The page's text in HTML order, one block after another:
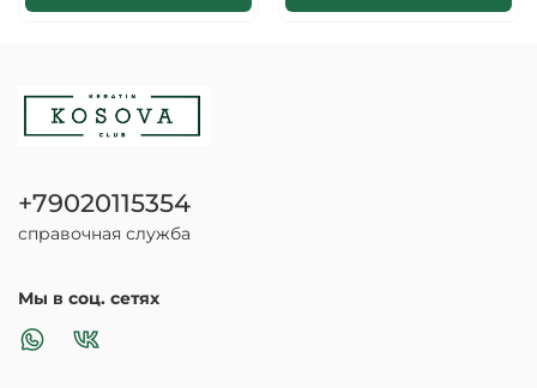
+79020115354
справочная служба
Мы в соц. сетях